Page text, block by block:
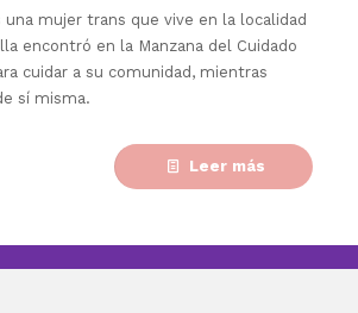
una mujer trans que vive en la localidad
encontró en la Manzana del Cuidado
cuidar a su comunidad, mientras
sí misma.
Leer más